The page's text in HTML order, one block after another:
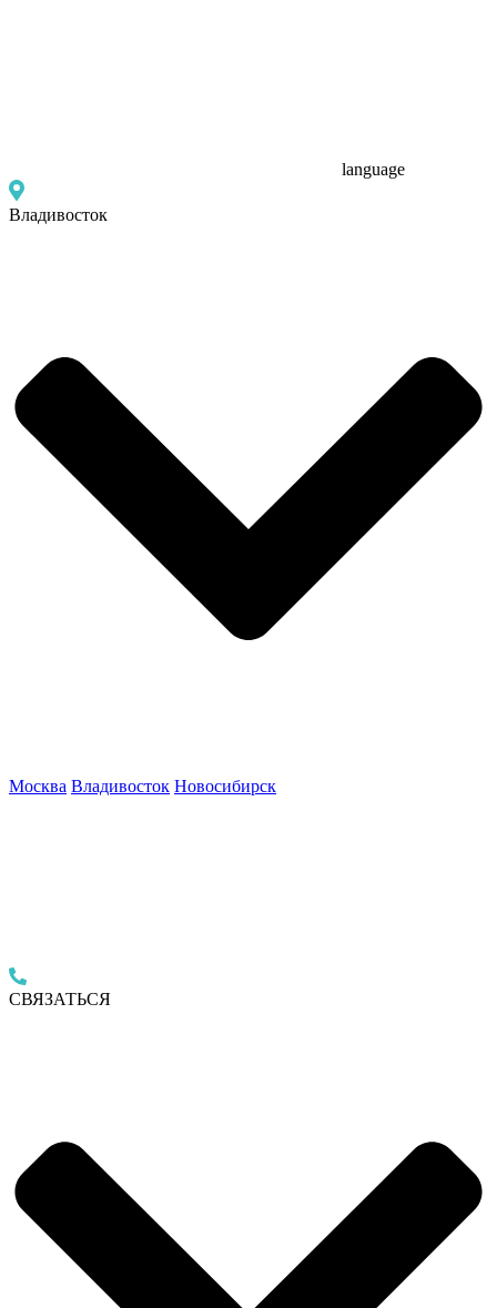
language
Владивосток
Москва Владивосток Новосибирск
СВЯЗАТЬСЯ